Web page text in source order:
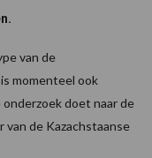
van de
momenteel ook
doet naar de
van de Kazachstaanse